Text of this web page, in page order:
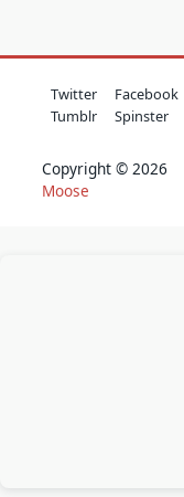
Twitter Facebook
Tumblr
Spinster
Copyright © 2026
Moose